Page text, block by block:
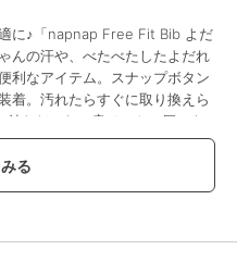
に♪「napnap Free Fit Bib よだ
んの汗や、べたべたしたよだれ
利なアイテム。スナップボタン
着。汚れたらすぐに取り換えら
きだから、肩ベルトの厚みを
取付可能。頬ずりしたくなるよ
使用♪デリケートな赤ちゃんの
もちな作りが◎抱っこ紐に併せ